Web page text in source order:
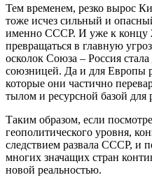
Тем временем, резко вырос
тоже исчез сильный и
именно СССР. И уже к концу
превращаться в главную
осколок Союза – Россия
союзницей. Да и для Европы
которые они частично
тылом и ресурсной базой для
Таким образом, если
геополитического уровня,
следствием развала СССР, и
многих значащих стран
новой реальностью.